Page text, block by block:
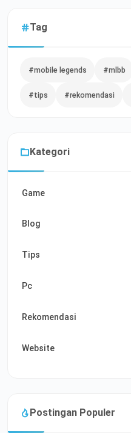
Tag
#mobile legends #mlbb
#tips #rekomendasi
Kategori
Game
Blog
Tips
Pc
Rekomendasi
Website
Postingan Populer